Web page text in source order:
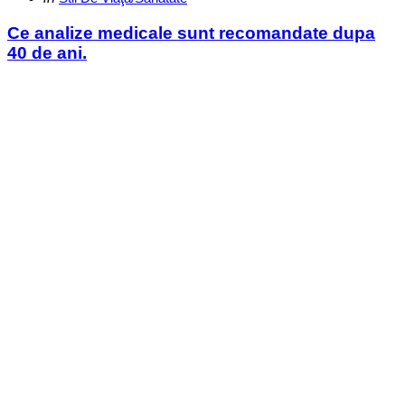
Ce analize medicale sunt recomandate dupa
40 de ani.